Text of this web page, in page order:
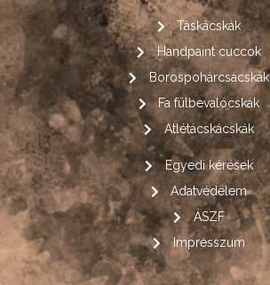
Táskácskák
Handpaint cuccok
Borospohárcsácskák
Fa fülbevalócskák
Atlétácskácskák
Egyedi kérések
Adatvédelem
ÁSZF
Impresszum